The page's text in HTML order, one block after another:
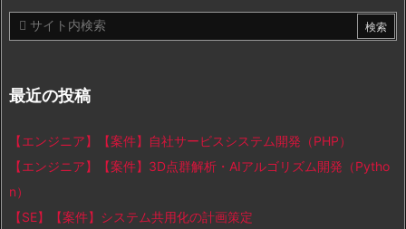
最近の投稿
【エンジニア】【案件】自社サービスシステム開発（PHP）
【エンジニア】【案件】3D点群解析・AIアルゴリズム開発（Pytho
n）
【SE】【案件】システム共用化の計画策定